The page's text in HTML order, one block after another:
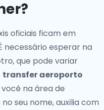
oficiais ficam em
necessário esperar na
que pode variar
transfer aeroporto
na área de
seu nome, auxilia com